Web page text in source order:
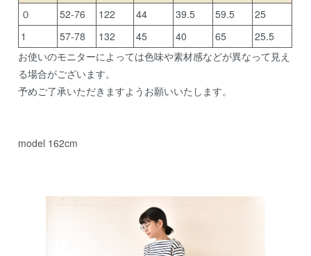
０
52-76 122 44 39.5 59.5
25
1
57-78 132 45 40 65
25.5
お使いのモニターによっては色味や素材感などが異なって見え
る場合がございます。
予めご了承いただきますようお願いいたします。
model 162cm